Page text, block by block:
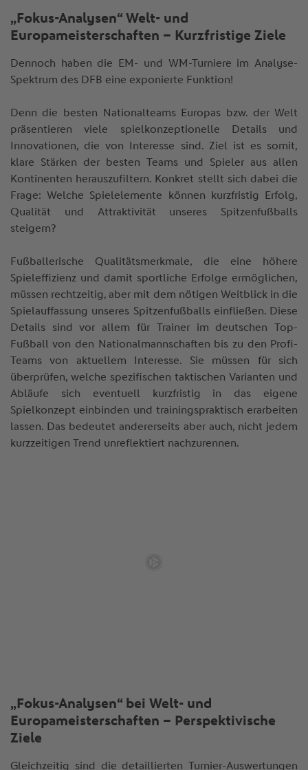
„Fokus-Analysen“ Welt- und
Europameisterschaften – Kurzfristige Ziele
Dennoch haben die EM- und WM-Turniere im Analyse-
Spektrum des DFB eine exponierte Funktion!
Denn die besten Nationalteams Europas bzw. der Welt
präsentieren viele spielkonzeptionelle Details und
Innovationen, die von Interesse sind. Ziel ist es somit,
klare Stärken der besten Teams und Spieler aus allen
Kontinenten herauszufiltern. Konkret stellt sich dabei die
Frage: Welche Spielelemente können kurzfristig Erfolg,
Qualität und Attraktivität unseres Spitzenfußballs
steigern?
Fußballerische Qualitätsmerkmale, die eine höhere
Spieleffizienz und damit sportliche Erfolge ermöglichen,
müssen rechtzeitig, aber mit dem nötigen Weitblick in die
Spielauffassung unseres Spitzenfußballs einfließen. Diese
Details sind vor allem für Trainer im deutschen Top-
Fußball von den Nationalmannschaften bis zu den Profi-
Teams von aktuellem Interesse. Sie müssen für sich
überprüfen, welche spezifischen taktischen Varianten und
Abläufe sich eventuell kurzfristig in das eigene
Spielkonzept einbinden und trainingspraktisch erarbeiten
lassen. Das bedeutet andererseits aber auch, nicht jedem
kurzzeitigen Trend unreflektiert nachzurennen.
„Fokus-Analysen“ bei Welt- und
Europameisterschaften – Perspektivische
Ziele
Gleichzeitig sind die detaillierten Turnier-Auswertungen